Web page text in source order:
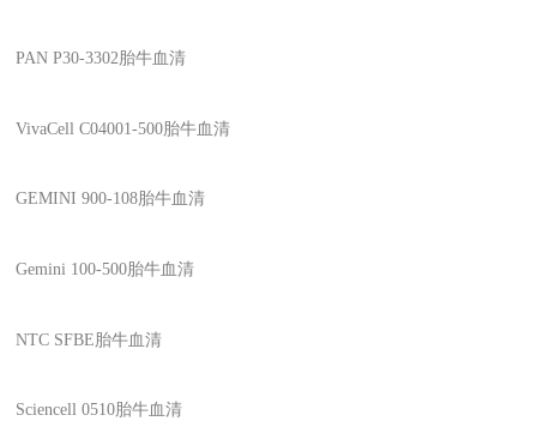
PAN P30-3302胎牛血清
VivaCell C04001-500胎牛血清
GEMINI 900-108胎牛血清
Gemini 100-500胎牛血清
NTC SFBE 胎牛血清
Sciencell 0510胎牛血清